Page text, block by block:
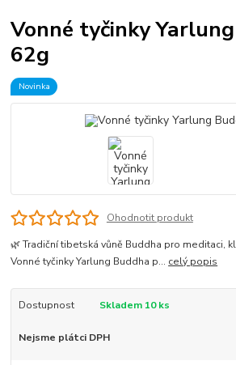
Vonné tyčinky
62g
Novinka
Ohodnotit produkt
🌿 Tradiční tibetská vůně Buddha pro meditaci,
Vonné tyčinky Yarlung Buddha p... celý popis
Dostupnost Skladem 10 ks
Nejsme plátci DPH